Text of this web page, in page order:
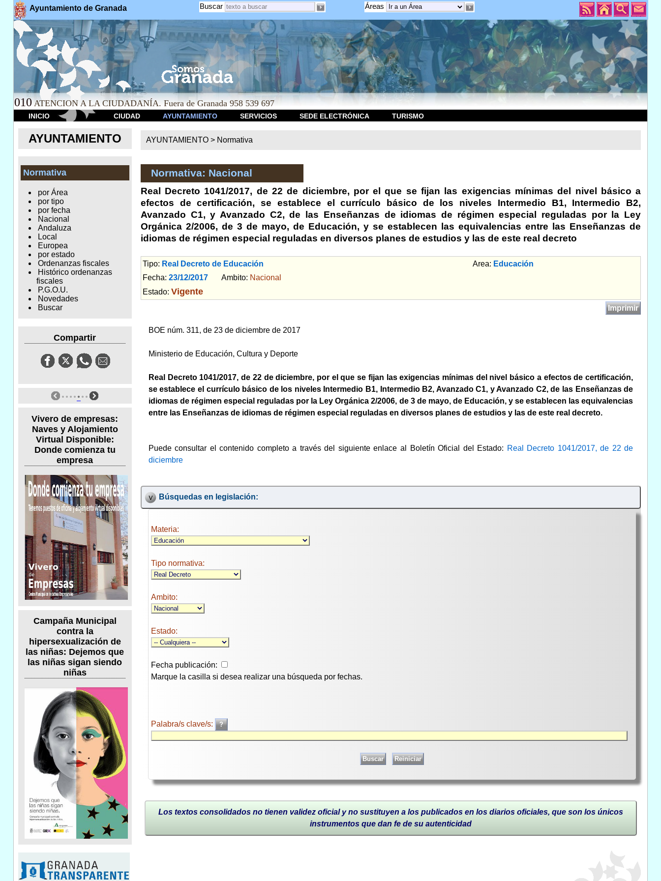
Ayuntamiento de Granada Áreas
Buscar
010 ATENCION A LA CIUDADANÍA. Fuera de Granada 958 539 697
INICIO CIUDAD AYUNTAMIENTO SERVICIOS SEDE ELECTRÓNICA TURISMO
AYUNTAMIENTO
Normativa
por Área
por tipo
por fecha
Nacional
Andaluza
Local
Europea
por estado
Ordenanzas fiscales
Histórico ordenanzas
fiscales
P.G.O.U.
Novedades
Buscar
Compartir
Vivero de empresas:
Naves y Alojamiento
Virtual Disponible:
Donde comienza tu
empresa
Campaña Municipal
contra la
hipersexualización de
las niñas: Dejemos que
las niñas sigan siendo
niñas
AYUNTAMIENTO > Normativa
Normativa: Nacional
Real Decreto 1041/2017, de 22 de diciembre, por el que se fijan las exigencias mínimas del nivel básico a
efectos de certificación, se establece el currículo básico de los niveles Intermedio B1, Intermedio B2,
Avanzado C1, y Avanzado C2, de las Enseñanzas de idiomas de régimen especial reguladas por la Ley
Orgánica 2/2006, de 3 de mayo, de Educación, y se establecen las equivalencias entre las Enseñanzas de
idiomas de régimen especial reguladas en diversos planes de estudios y las de este real decreto
Tipo: Real Decreto de Educación Area: Educación
Fecha: 23/12/2017Ambito: Nacional
Estado: Vigente
Imprimir
BOE núm. 311, de 23 de diciembre de 2017
Ministerio de Educación, Cultura y Deporte
Real Decreto 1041/2017, de 22 de diciembre, por el que se fijan las exigencias mínimas del nivel básico a efectos de certificación,
se establece el currículo básico de los niveles Intermedio B1, Intermedio B2, Avanzado C1, y Avanzado C2, de las Enseñanzas de
idiomas de régimen especial reguladas por la Ley Orgánica 2/2006, de 3 de mayo, de Educación, y se establecen las equivalencias
entre las Enseñanzas de idiomas de régimen especial reguladas en diversos planes de estudios y las de este real decreto.
Puede consultar el contenido completo a través del siguiente enlace al Boletín Oficial del Estado: Real Decreto 1041/2017, de 22 de
diciembre
Búsquedas en legislación:
Materia:
Tipo normativa:
Ambito:
Estado:
Fecha publicación:
Marque la casilla si desea realizar una búsqueda por fechas.
Palabra/s clave/s:
Los textos consolidados no tienen validez oficial y no sustituyen a los publicados en los diarios oficiales, que son los únicos
instrumentos que dan fe de su autenticidad